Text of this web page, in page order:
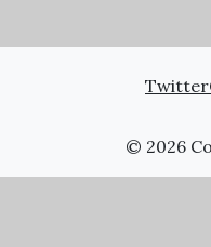
Twitter
© 2026